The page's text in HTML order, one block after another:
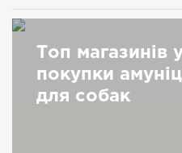
Топ
покупки
для собак